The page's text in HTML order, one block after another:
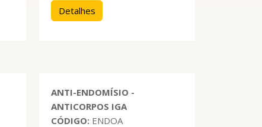
Detalhes
ANTI-ENDOMÍSIO -
ANTICORPOS IGA
CÓDIGO: ENDOA